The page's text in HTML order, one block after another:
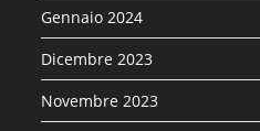
Gennaio 2024
Dicembre 2023
Novembre 2023